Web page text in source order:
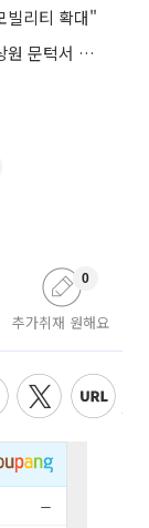
빌리티 확대"
美 클래리티 법안 연내 통과 가능성 13%…상원 문턱서 제동
추가취재 원해요
0